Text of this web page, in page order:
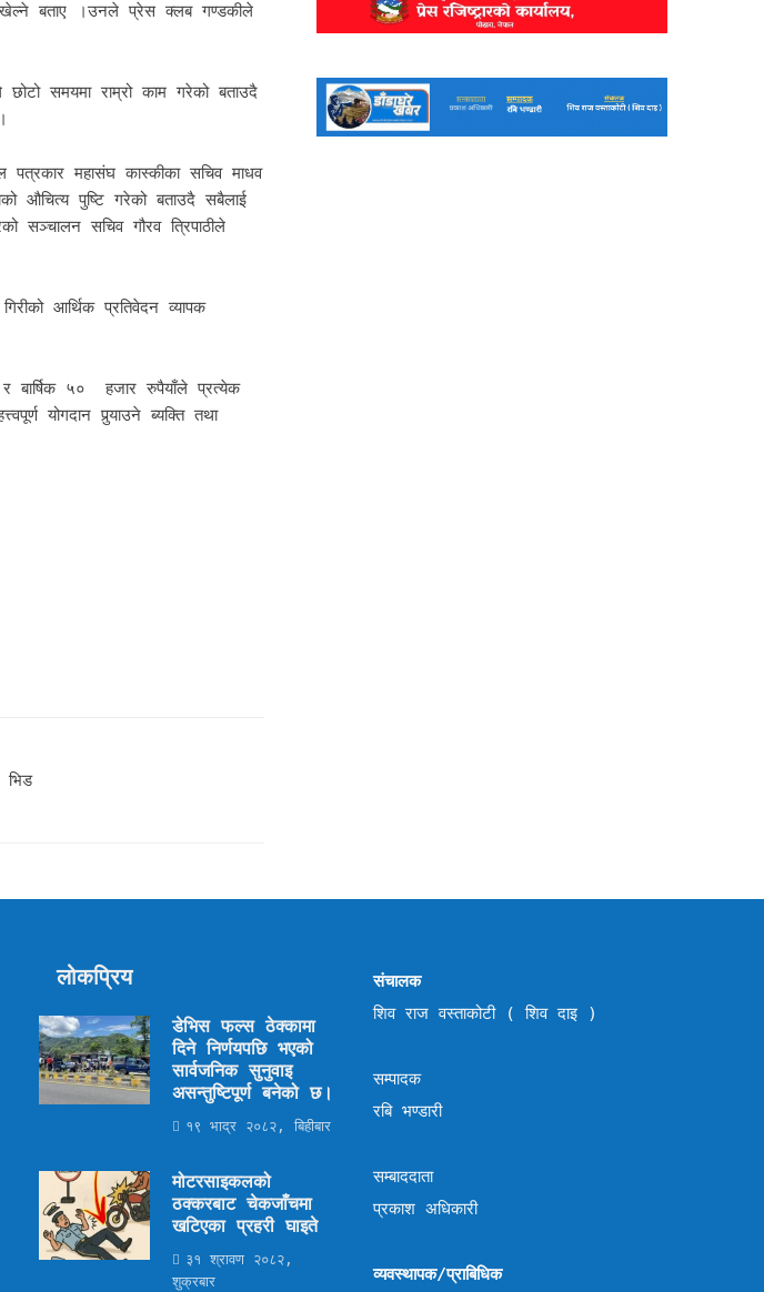
खेल्ने बताए ।उनले प्रेस क्लब गण्डकीले
समयमा राम्रो काम गरेको बताउदै
पत्रकार महासंघ कास्कीका सचिव माधव
औचित्य पुष्टि गरेको बताउदै सबैलाई
सञ्चालन सचिव गौरव त्रिपाठीले
आर्थिक प्रतिवेदन व्यापक
र बार्षिक ५० हजार रुपैयाँले प्रत्येक
योगदान पुर्‍याउने ब्यक्ति तथा
भिड
लोकप्रिय
डेभिस फल्स ठेक्कामा
दिने निर्णयपछि भएको
सार्वजनिक सुनुवाइ
असन्तुष्टिपूर्ण बनेको छ।
१९ भाद्र २०८२, बिहीबार
मोटरसाइकलको
ठक्करबाट चेकजाँचमा
खटिएका प्रहरी घाइते
३१ श्रावण २०८२,
शुक्रबार
संचालक
शिव राज वस्ताकोटी ( शिव दाइ )
सम्पादक
रबि भण्डारी
सम्बाददाता
प्रकाश अधिकारी
व्यवस्थापक/प्राबिधिक